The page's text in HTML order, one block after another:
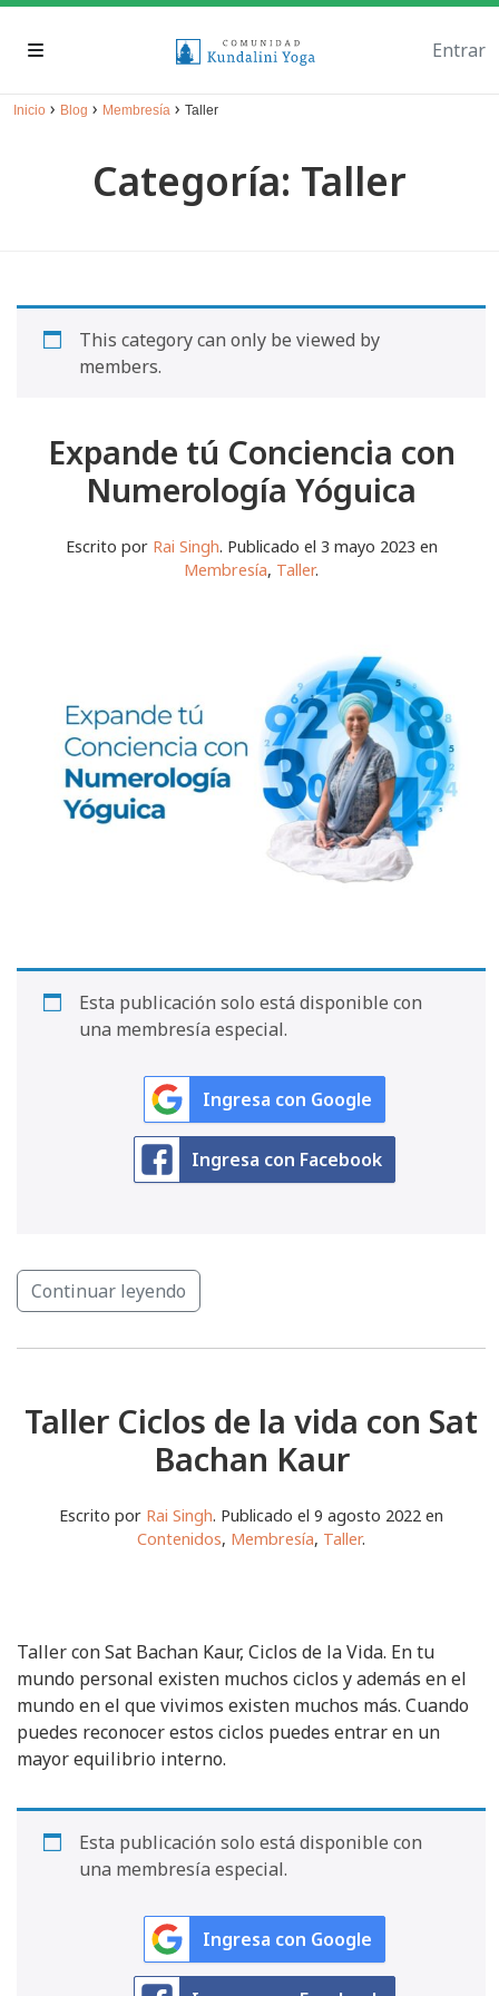
Entrar
Inicio › Blog › Membresía › Taller
Categoría: Taller
This category can only be viewed by
members.
Expande tú Conciencia con
Numerología Yóguica
Escrito por Rai Singh. Publicado el 3 mayo 2023 en
Membresía, Taller.
Esta publicación solo está disponible con
una membresía especial.
Ingresa con Google
Ingresa con Facebook
Continuar leyendo
Taller Ciclos de la vida con Sat
Bachan Kaur
Escrito por Rai Singh. Publicado el 9 agosto 2022 en
Contenidos, Membresía, Taller.
Taller con Sat Bachan Kaur, Ciclos de la Vida. En tu
mundo personal existen muchos ciclos y además en el
mundo en el que vivimos existen muchos más. Cuando
puedes reconocer estos ciclos puedes entrar en un
mayor equilibrio interno.
Esta publicación solo está disponible con
una membresía especial.
Ingresa con Google